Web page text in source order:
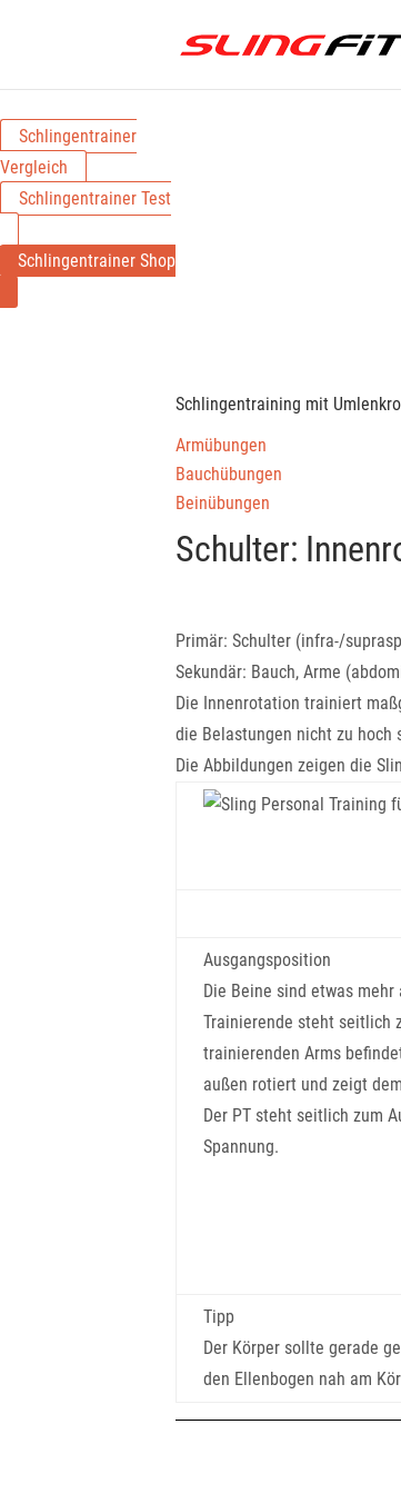
Schlingentrainer
Vergleich
Schlingentrainer Test
Schlingentrainer Shop
Schlingentraining mit
Armübungen
Bauchübungen
Beinübungen
Schulter:
Primär: Schulter (infra-/
Sekundär: Bauch, Arme
Die Innenrotation trainiert
die Belastungen nicht zu hoch
Die Abbildungen zeigen die
Ausgangsposition
Die Beine sind etwas
Trainierende steht seitlich
trainierenden Arms
außen rotiert und zeigt
Der PT steht seitlich zum
Spannung.
Tipp
Der Körper sollte gerade
den Ellenbogen nah am